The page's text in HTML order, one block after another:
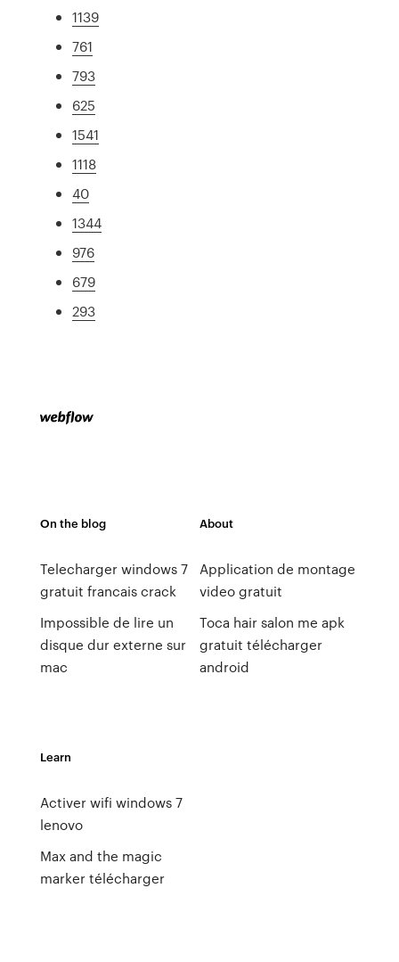
1139
761
793
625
1541
1118
40
1344
976
679
293
On the blog
Telecharger windows 7
gratuit francais crack
Impossible de lire un
disque dur externe sur
mac
About
Application de montage
video gratuit
Toca hair salon me apk
gratuit télécharger
android
Learn
Activer wifi windows 7
lenovo
Max and the magic
marker télécharger